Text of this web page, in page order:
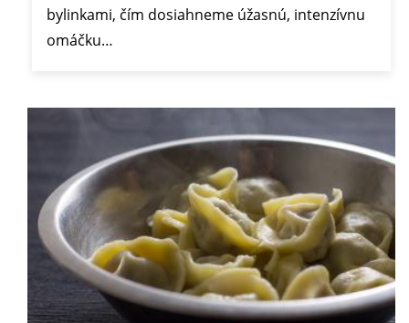
bylinkami, čím dosiahneme úžasnú, intenzívnu
omáčku…